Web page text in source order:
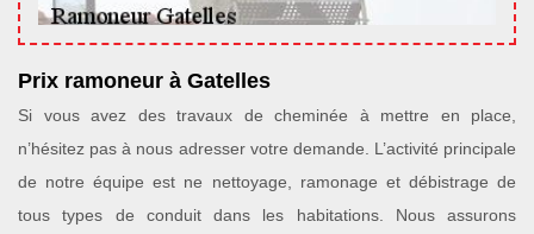
Prix ramoneur à Gatelles
Si vous avez des travaux de cheminée à mettre en place,
n’hésitez pas à nous adresser votre demande. L’activité principale
de notre équipe est ne nettoyage, ramonage et débistrage de
tous types de conduit dans les habitations. Nous assurons